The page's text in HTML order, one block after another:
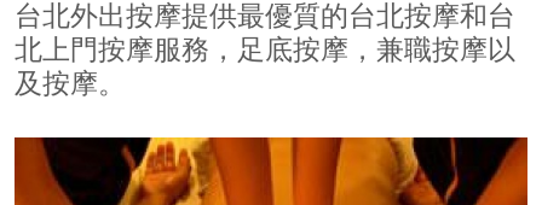
台北外出按摩提供最優質的台北按摩和台
北上門按摩服務，足底按摩，兼職按摩以
及按摩。